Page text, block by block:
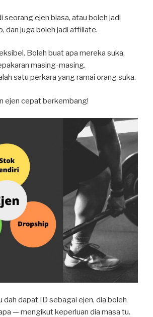
seorang ejen biasa, atau boleh jadi
dan juga boleh jadi affiliate.
Boleh buat apa mereka suka,
masing-masing.
satu perkara yang ramai orang suka.
ejen cepat berkembang!
dah dapat ID sebagai ejen, dia boleh
— mengikut keperluan dia masa tu.